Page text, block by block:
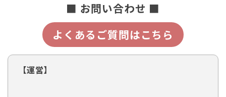
■ お問い合わせ ■
よくあるご質問はこちら
【運営】